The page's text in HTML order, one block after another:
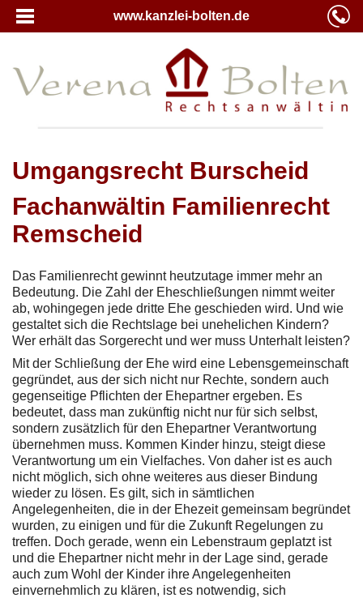
www.kanzlei-bolten.de
Umgangsrecht Burscheid
Fachanwältin Familienrecht
Remscheid
Das Familienrecht gewinnt heutzutage immer mehr an
Bedeutung. Die Zahl der Eheschließungen nimmt weiter
ab, wohingegen jede dritte Ehe geschieden wird. Und wie
gestaltet sich die Rechtslage bei unehelichen Kindern?
Wer erhält das Sorgerecht und wer muss Unterhalt leisten?
Mit der Schließung der Ehe wird eine Lebensgemeinschaft
gegründet, aus der sich nicht nur Rechte, sondern auch
gegenseitige Pflichten der Ehepartner ergeben. Es
bedeutet, dass man zukünftig nicht nur für sich selbst,
sondern zusätzlich für den Ehepartner Verantwortung
übernehmen muss. Kommen Kinder hinzu, steigt diese
Verantwortung um ein Vielfaches. Von daher ist es auch
nicht möglich, sich ohne weiteres aus dieser Bindung
wieder zu lösen. Es gilt, sich in sämtlichen
Angelegenheiten, die in der Ehezeit gemeinsam begründet
wurden, zu einigen und für die Zukunft Regelungen zu
treffen. Doch gerade, wenn ein Lebenstraum geplatzt ist
und die Ehepartner nicht mehr in der Lage sind, gerade
auch zum Wohl der Kinder ihre Angelegenheiten
einvernehmlich zu klären, ist es notwendig, sich